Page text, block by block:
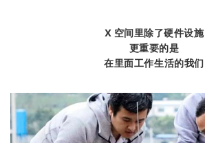
X 空间里除了硬件设施
更重要的是
在里面工作生活的我们